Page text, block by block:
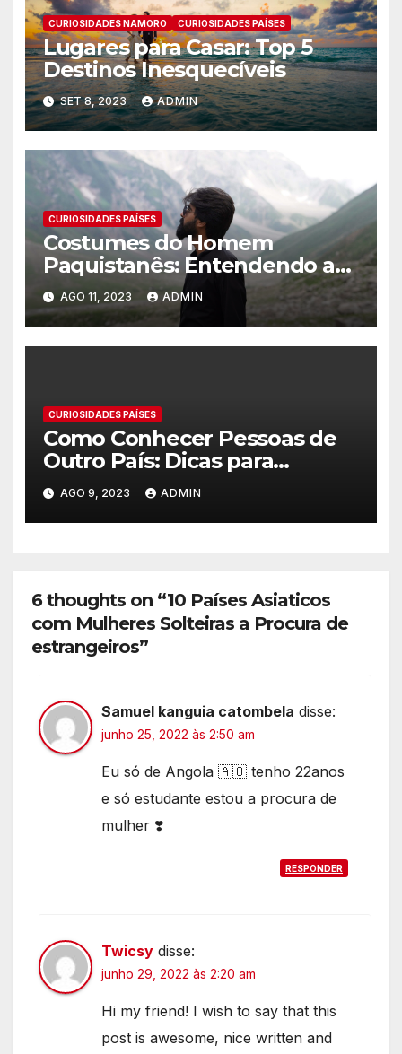
CURIOSIDADES NAMORO CURIOSIDADES PAÍSES
Lugares para Casar: Top 5
Destinos Inesquecíveis
SET 8, 2023 ADMIN
CURIOSIDADES PAÍSES
Costumes do Homem
Paquistanês: Entendendo a
cultura Paquistenesa
AGO 11, 2023 ADMIN
CURIOSIDADES PAÍSES
Como Conhecer Pessoas de
Outro País: Dicas para
Expandir seu Círculo Social
Internacional
AGO 9, 2023 ADMIN
6 thoughts on “10 Países Asiaticos
com Mulheres Solteiras a Procura de
estrangeiros”
Samuel kanguia catombela disse:
junho 25, 2022 às 2:50 am
Eu só de Angola 🇦🇴 tenho 22anos
e só estudante estou a procura de
mulher ❣️
RESPONDER
Twicsy disse:
junho 29, 2022 às 2:20 am
Hi my friend! I wish to say that this
post is awesome, nice written and